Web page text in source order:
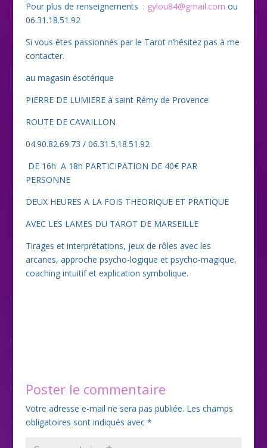
Pour plus de renseignements : gylou84@gmail.com ou
06.31.18.51.92
Si vous êtes passionnés par le Tarot n’hésitez pas à me
contacter.
au magasin ésotérique
PIERRE DE LUMIERE à saint Rémy de Provence
ROUTE DE CAVAILLON
04.90.82.69.73 / 06.31.5.18.51.92
DE 16h A 18h PARTICIPATION DE 40€ PAR
PERSONNE
DEUX HEURES A LA FOIS THEORIQUE ET PRATIQUE
AVEC LES LAMES DU TAROT DE MARSEILLE
Tirages et interprétations, jeux de rôles avec les
arcanes, approche psycho-logique et psycho-magique,
coaching intuitif et explication symbolique.
Poster le commentaire
Votre adresse e-mail ne sera pas publiée. Les champs
obligatoires sont indiqués avec *